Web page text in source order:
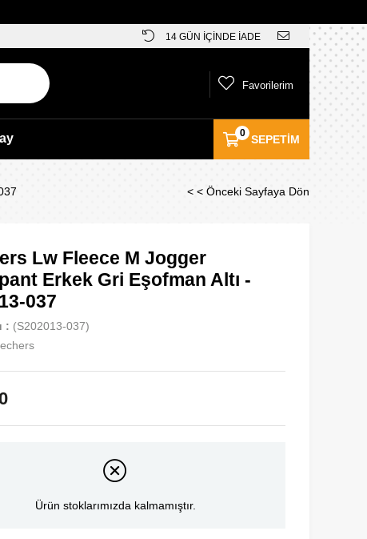
14 GÜN İÇİNDE İADE
SEPETIM
0
Favorilerim
< < Önceki Sayfaya Dön
Lw Fleece M Jogger
Erkek Gri Eşofman Altı -
037
(S202013-037)
Ürün stoklarımızda kalmamıştır.